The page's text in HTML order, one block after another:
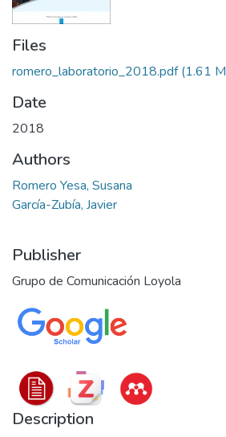
Statistics
Files
romero_laboratorio_2018.pdf(1.61
Date
2018
Authors
Romero Yesa, Susana
García-Zubía, Javier
Publisher
Grupo de Comunicación Loyola
Description